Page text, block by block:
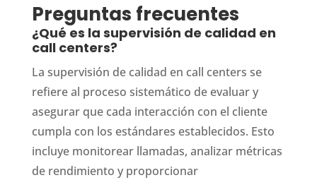
Preguntas frecuentes
¿Qué es la supervisión de calidad en
call centers?
La supervisión de calidad en call centers se
refiere al proceso sistemático de evaluar y
asegurar que cada interacción con el cliente
cumpla con los estándares establecidos. Esto
incluye monitorear llamadas, analizar métricas
de rendimiento y proporcionar